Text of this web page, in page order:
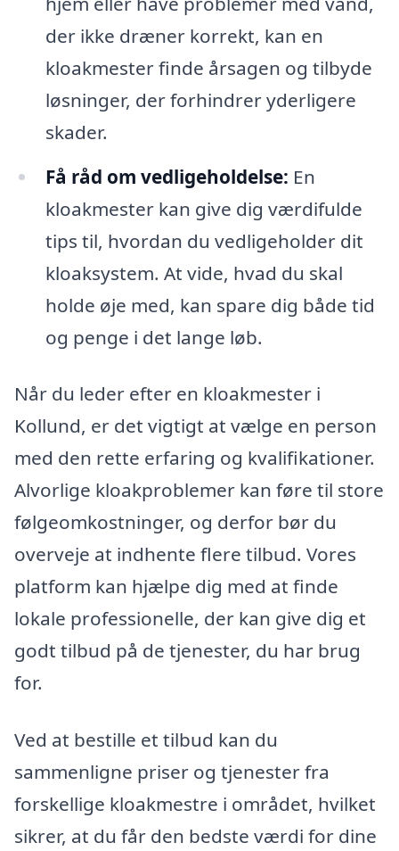
der ikke dræner korrekt, kan en
kloakmester finde årsagen og tilbyde
løsninger, der forhindrer yderligere
skader.
Få råd om vedligeholdelse: En
kloakmester kan give dig værdifulde
tips til, hvordan du vedligeholder dit
kloaksystem. At vide, hvad du skal
holde øje med, kan spare dig både tid
og penge i det lange løb.
Når du leder efter en kloakmester i
Kollund, er det vigtigt at vælge en person
med den rette erfaring og kvalifikationer.
Alvorlige kloakproblemer kan føre til store
følgeomkostninger, og derfor bør du
overveje at indhente flere tilbud. Vores
platform kan hjælpe dig med at finde
lokale professionelle, der kan give dig et
godt tilbud på de tjenester, du har brug
for.
Ved at bestille et tilbud kan du
sammenligne priser og tjenester fra
forskellige kloakmestre i området, hvilket
sikrer, at du får den bedste værdi for dine